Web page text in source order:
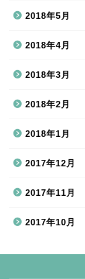
2018年5月
2018年4月
2018年3月
2018年2月
2018年1月
2017年12月
2017年11月
2017年10月